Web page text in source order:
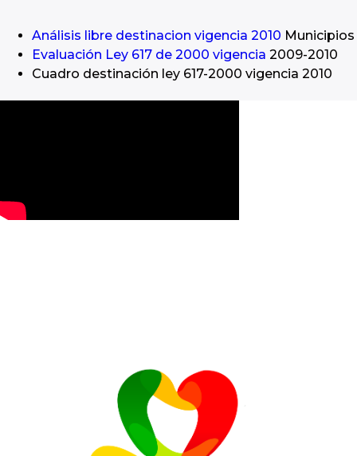
Análisis libre destinacion vigencia 2010 Municipios
Evaluación Ley 617 de 2000 vigencia 2009-2010
Cuadro destinación ley 617-2000 vigencia 2010